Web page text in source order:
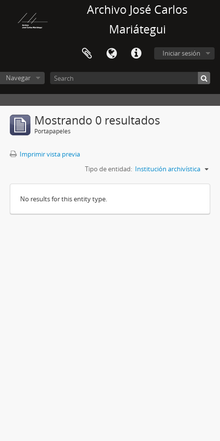
Archivo José Carlos
Mariátegui
Iniciar sesión
Navegar
Mostrando 0 resultados
Portapapeles
Imprimir vista previa
Tipo de entidad: Institución archivística
No results for this entity type.